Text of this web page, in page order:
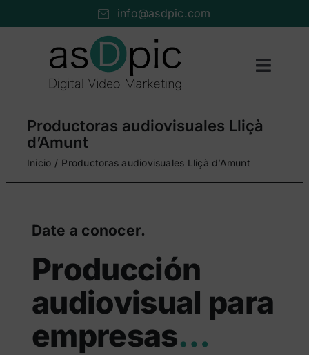
info@asdpic.com
Toggle
Producción audiovisual
Vídeo streaming
Portfolio
Nosotros
Cuéntanos…
Buscar:
Productoras audiovisuales Lliçà
d’Amunt
Inicio Productoras audiovisuales Lliçà d’Amunt
Date a conocer.
Producción
audiovisual para
empresas…